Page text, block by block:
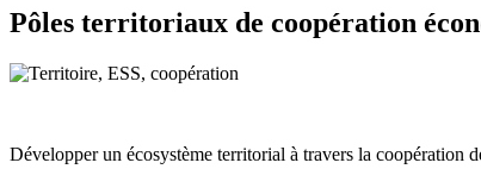
Pôles territoriaux de coopération
Développer un écosystème territorial à travers la coopération